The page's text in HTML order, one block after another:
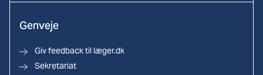
Genveje
Giv feedback til læger.dk
Sekretariat